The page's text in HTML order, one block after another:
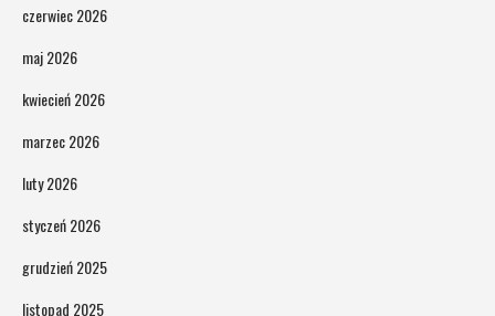
czerwiec 2026
maj 2026
kwiecień 2026
marzec 2026
luty 2026
styczeń 2026
grudzień 2025
listopad 2025